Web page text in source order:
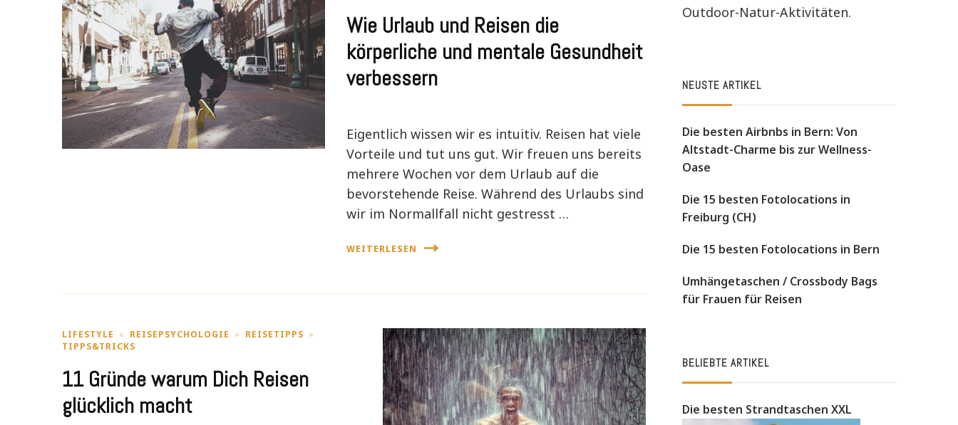
Wie Urlaub und Reisen die
körperliche und mentale Gesundheit
verbessern
Eigentlich wissen wir es intuitiv. Reisen hat viele
Vorteile und tut uns gut. Wir freuen uns bereits
mehrere Wochen vor dem Urlaub auf die
bevorstehende Reise. Während des Urlaubs sind
wir im Normallfall nicht gestresst …
WEITERLESEN
LIFESTYLE REISEPSYCHOLOGIE
REISETIPPS
TIPPS&TRICKS
11 Gründe warum Dich Reisen
glücklich macht
Outdoor-Natur-Aktivitäten.
NEUSTE ARTIKEL
Die besten Airbnbs in Bern: Von
Altstadt-Charme bis zur Wellness-
Oase
Die 15 besten Fotolocations in
Freiburg (CH)
Die 15 besten Fotolocations in Bern
Umhängetaschen / Crossbody Bags
für Frauen für Reisen
BELIEBTE ARTIKEL
Die besten Strandtaschen XXL